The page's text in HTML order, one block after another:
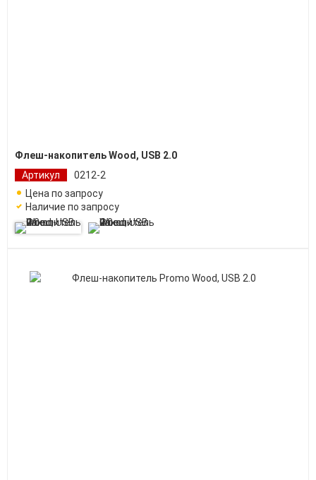
Флеш-накопитель Wood, USB 2.0
Артикул
0212-2
Цена по запросу
Наличие по запросу